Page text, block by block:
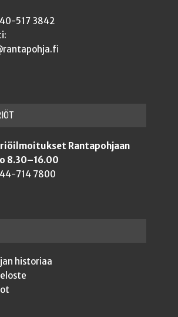
517 3842
Rantapohjaan
8.30–16.00
714 7800
historiaa